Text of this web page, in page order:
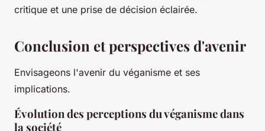
critique et une prise de décision éclairée.
Conclusion et perspectives d'avenir
Envisageons l'avenir du véganisme et ses
implications.
Évolution des perceptions du véganisme dans
la société